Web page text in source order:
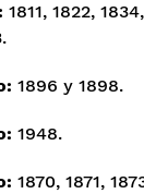
1811, 1822,
1896 y 1898.
1948.
1870, 1871,